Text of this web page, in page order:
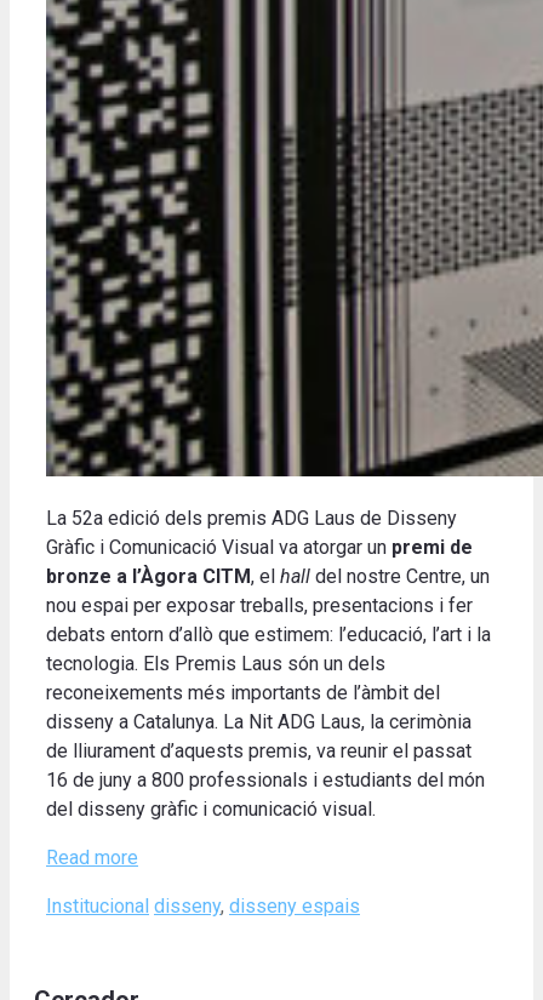
La 52a edició dels premis ADG Laus de Disseny
Gràfic i Comunicació Visual va atorgar un premi de
bronze a l’Àgora CITM, el hall del nostre Centre, un
nou espai per exposar treballs, presentacions i fer
debats entorn d’allò que estimem: l’educació, l’art i la
tecnologia. Els Premis Laus són un dels
reconeixements més importants de l’àmbit del
disseny a Catalunya. La Nit ADG Laus, la cerimònia
de lliurament d’aquests premis, va reunir el passat
16 de juny a 800 professionals i estudiants del món
del disseny gràfic i comunicació visual.
Read more
Categories
Institucional Tags
disseny, disseny espais